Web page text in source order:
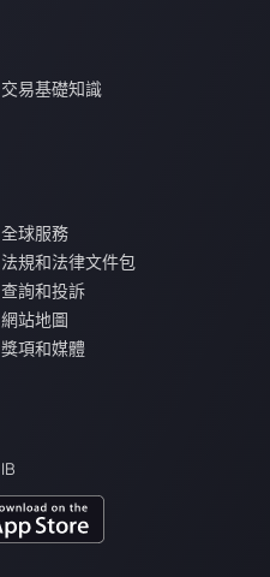
交易基礎知識
全球服務
法規和法律文件包
查詢和投訴
網站地圖
獎項和媒體
IB